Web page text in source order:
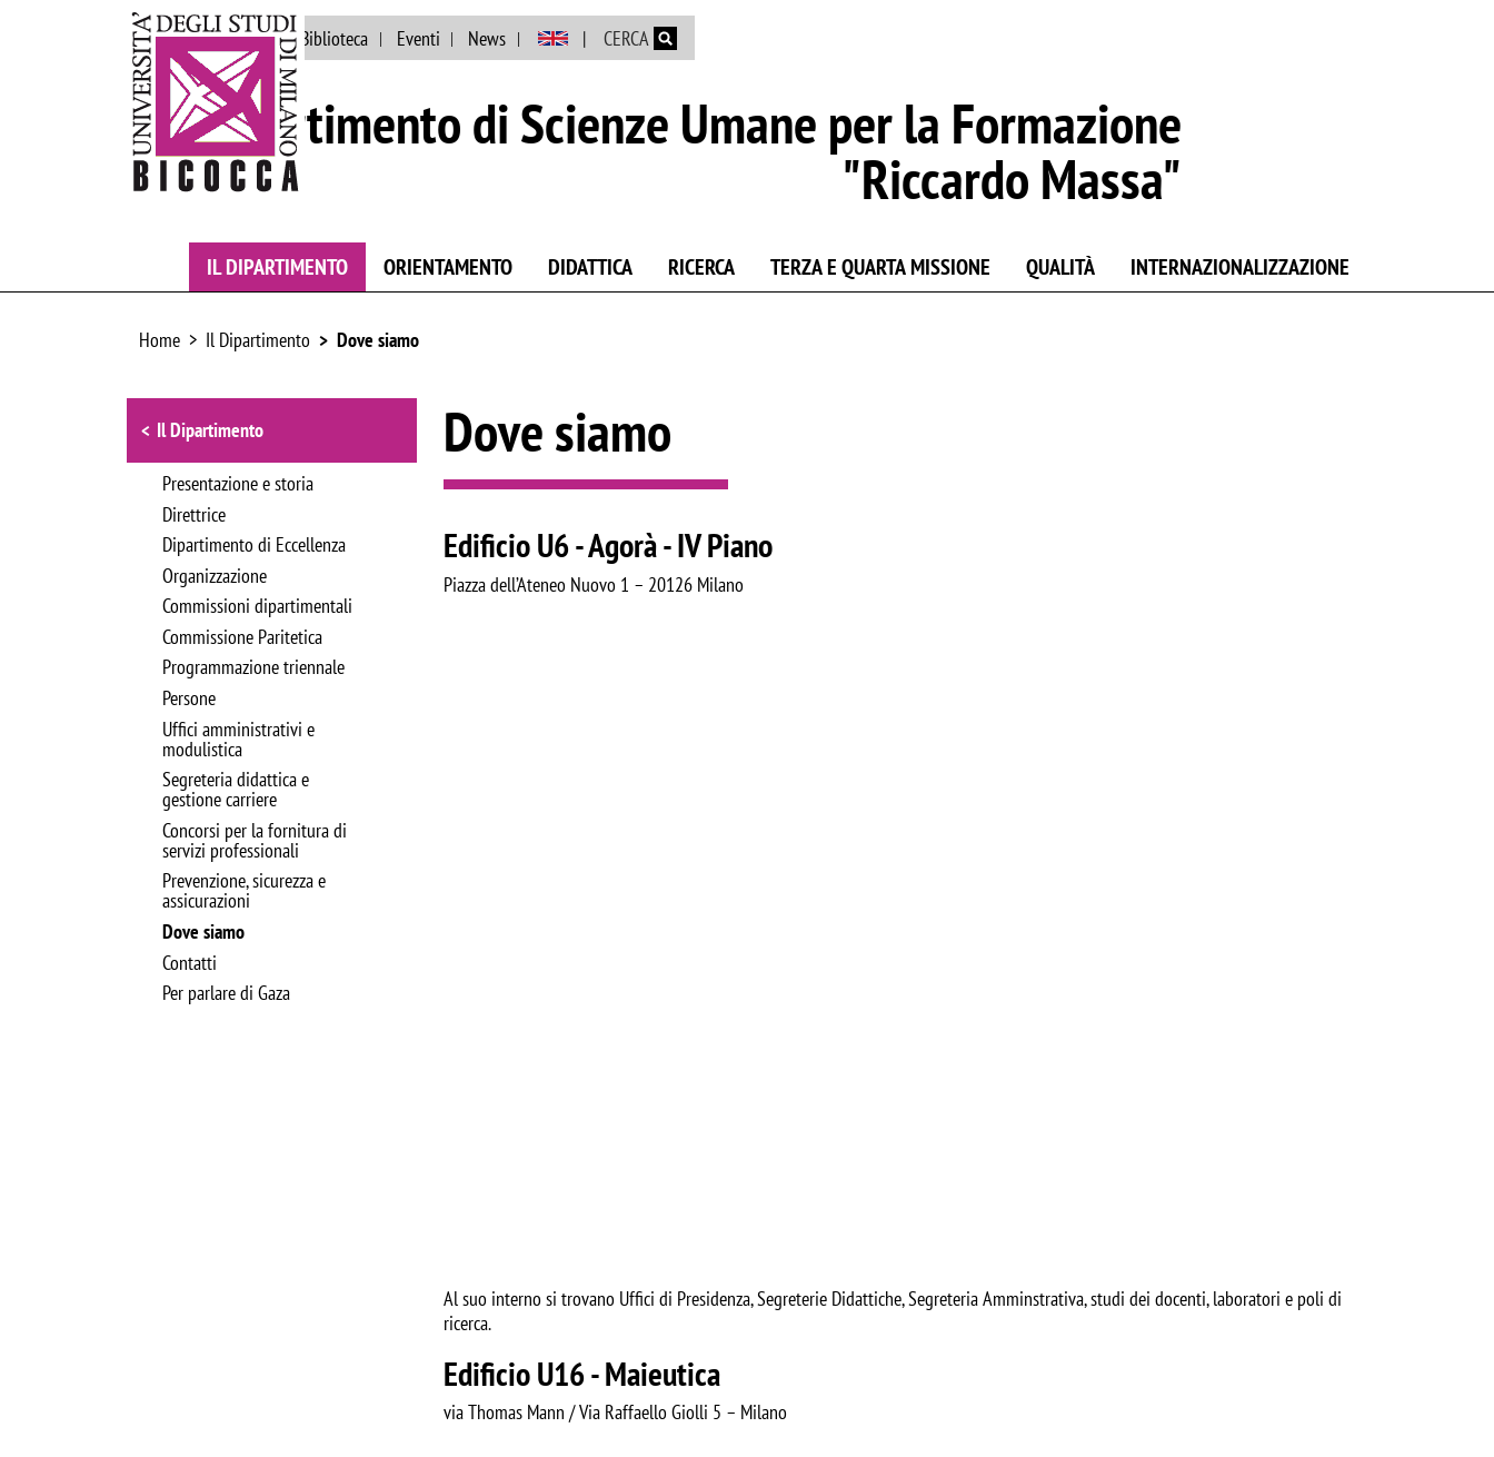
Ateneo Persone Biblioteca Eventi News CERCA
Dipartimento di Scienze Umane per la Formazione
"Riccardo Massa"
IL DIPARTIMENTO ORIENTAMENTO DIDATTICA RICERCA TERZA E QUARTA MISSIONE QUALITÀ INTERNAZIONALIZZAZIONE
Home Il Dipartimento Dove siamo
Browse the section
Il Dipartimento
Presentazione e storia
Direttrice
Dipartimento di Eccellenza
Organizzazione
Commissioni dipartimentali
Commissione Paritetica
Programmazione triennale
Persone
Uffici amministrativi e
modulistica
Segreteria didattica e
gestione carriere
Concorsi per la fornitura di
servizi professionali
Prevenzione, sicurezza e
assicurazioni
Dove siamo
Contatti
Per parlare di Gaza
Dove siamo
Edificio U6 - Agorà - IV Piano
Piazza dell’Ateneo Nuovo 1 – 20126 Milano
Al suo interno si trovano Uffici di Presidenza, Segreterie Didattiche, Segreteria Amminstrativa, studi dei docenti, laboratori e poli di
ricerca.
Edificio U16 - Maieutica
via Thomas Mann / Via Raffaello Giolli 5 – Milano